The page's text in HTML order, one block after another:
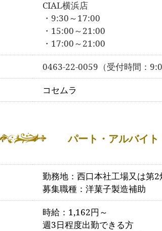
CIAL横浜店
・9:30～17:00
・15:00～21:00
・17:00～21:00
0463-22-0059（受付時間：
コセムラ
パート・アルバイト
勤務地：西口本社工場又は第2
募集職種：洋菓子製造補助
時給：1,162円～
週3日程度出勤できる方